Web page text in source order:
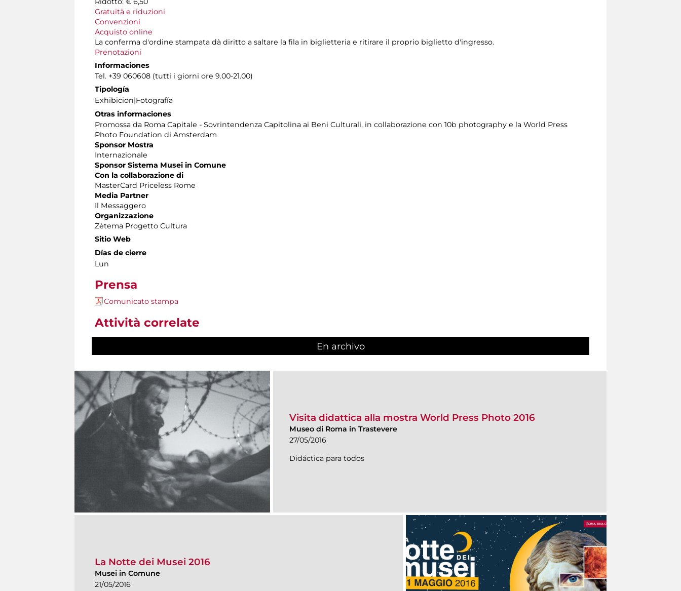
Gratuità e riduzioni
Convenzioni
Acquisto online
La conferma d'ordine stampata dà diritto a saltare la fila in biglietteria e ritirare il proprio biglietto d'ingresso.
Prenotazioni
Informaciones
Tel. +39 060608 (tutti i giorni ore 9.00-21.00)
Tipología
Exhibicion|Fotografía
Otras informaciones
Promossa da Roma Capitale - Sovrintendenza Capitolina ai Beni Culturali, in collaborazione con 10b photography e la World Press
Photo Foundation di Amsterdam
Sponsor Mostra
Internazionale
Sponsor Sistema Musei in Comune
Con la collaborazione di
MasterCard Priceless Rome
Media Partner
Il Messaggero
Organizzazione
Zètema Progetto Cultura
Sitio Web
Días de cierre
Lun
Prensa
Comunicato stampa
Attività correlate
En archivo
Visita didattica alla mostra World Press Photo 2016
Museo di Roma in Trastevere
27/05/2016
Didáctica para todos
La Notte dei Musei 2016
Musei in Comune
21/05/2016